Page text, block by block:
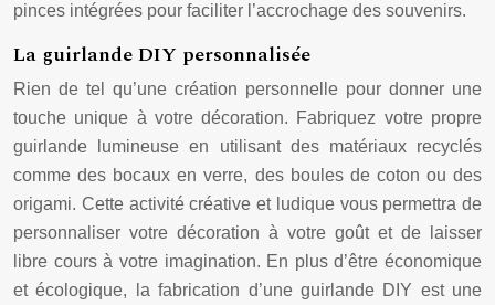
pinces intégrées pour faciliter l’accrochage des souvenirs.
La guirlande DIY personnalisée
Rien de tel qu’une création personnelle pour donner une
touche unique à votre décoration. Fabriquez votre propre
guirlande lumineuse en utilisant des matériaux recyclés
comme des bocaux en verre, des boules de coton ou des
origami. Cette activité créative et ludique vous permettra de
personnaliser votre décoration à votre goût et de laisser
libre cours à votre imagination. En plus d’être économique
et écologique, la fabrication d’une guirlande DIY est une